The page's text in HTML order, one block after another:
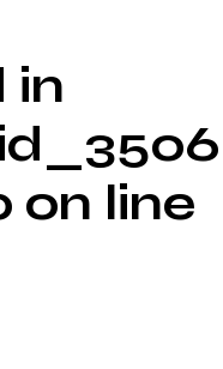
in
on line